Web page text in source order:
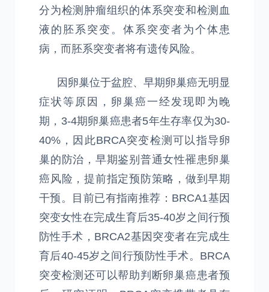
分为检测肿瘤组织的体系突变和检测血
液的胚系突变。体系突变者为个体患
病，而胚系突变者将有遗传风险。
因卵巢位于盆腔、早期卵巢癌无明显
症状等原因，卵巢癌一经发现即为晚
期，3-4期卵巢癌患者5年生存率仅为30-
40%，因此BRCA突变检测可以指导卵
巢的防治，早期鉴别普通女性罹患卵巢
癌风险，提前指定预防策略，做到早期
干预。目前已有指南推荐：BRCA1基因
突变女性在完成生育后35-40岁之间行预
防性手术，BRCA2基因突变者在完成生
育后40-45岁之间行预防性手术。BRCA
突变检测还可以帮助判断卵巢癌患者预